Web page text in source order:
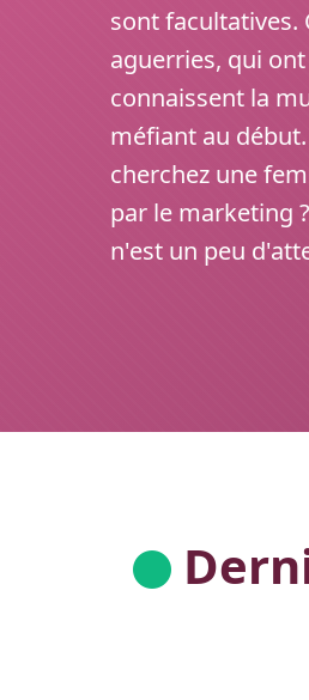
sont facultatives.
aguerries, qui
connaissent la
méfiant au
cherchez une
par le marketing
n'est un peu